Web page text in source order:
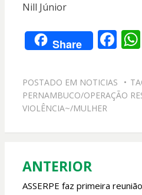
Nill Júnior
Share F
e
b
o
POSTADO EM NOTICIAS
PERNAMBUCO/OPERAÇÃO
VIOLÊNCIA~/MULHER
Navegação
de
ANTERIOR
ASSERPE faz primeira